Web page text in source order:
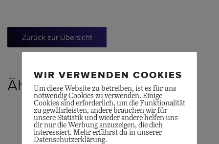
Zurück zur Übersicht
Ähnliche Produkte
WIR VERWENDEN COOKIES
Um diese Website zu betreiben, ist es für uns
notwendig Cookies zu verwenden. Einige
Cookies sind erforderlich, um die Funktionalität
zu gewährleisten, andere brauchen wir für
unsere Statistik und wieder andere helfen uns
dir nur die Werbung anzuzeigen, die dich
interessiert. Mehr erfährst du in unserer
Datenschutzerklärung.